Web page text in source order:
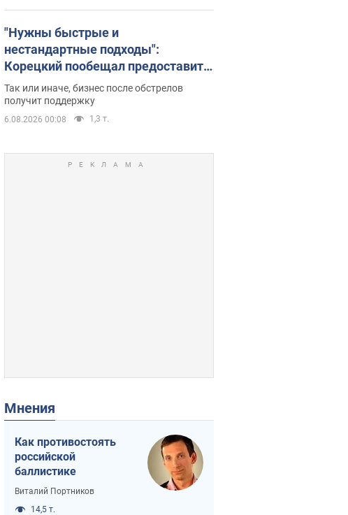
"Нужны быстрые и
нестандартные подходы":
Корецкий пообещал предоставить
бизнесу приоритетный доступ к
имеющимся складским
помещениям
Так или иначе, бизнес после обстрелов
получит поддержку
6.08.2026 00:08 1,3 т.
Мнения
Как противостоять
российской
баллистике
Виталий Портников
14,5 т.